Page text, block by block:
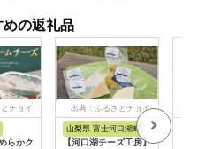
の返礼品
チョイ
らかク
出典：ふるさとチョイ
ス
山梨県 富士河口湖町
【河口湖チーズ工房】